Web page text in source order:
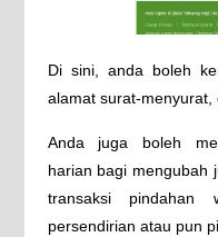
Di sini, anda boleh
alamat surat-menyurat,
Anda juga boleh
harian bagi mengubah
transaksi
persendirian atau pun